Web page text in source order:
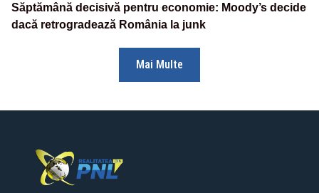
Săptămână decisivă pentru economie: Moody’s decide
dacă retrogradează România la junk
Mai Multe